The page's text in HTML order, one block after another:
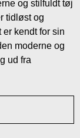
og stilfuldt tøj
tidløst og
kendt for sin
moderne og
ud fra